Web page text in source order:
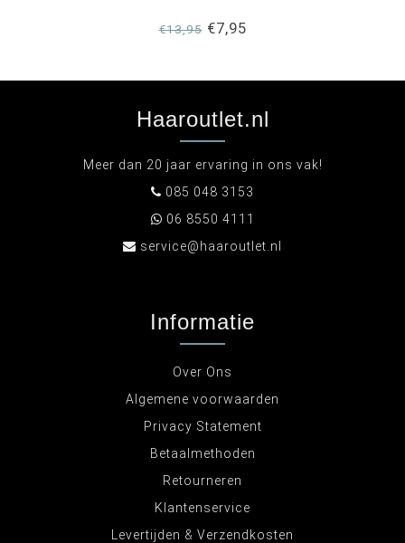
€13,95€7,95
Haaroutlet.nl
Meer dan 20 jaar ervaring in ons vak!
085 048 3153
06 8550 4111
service@haaroutlet.nl
Informatie
Over Ons
Algemene voorwaarden
Privacy Statement
Betaalmethoden
Retourneren
Klantenservice
Levertijden & Verzendkosten